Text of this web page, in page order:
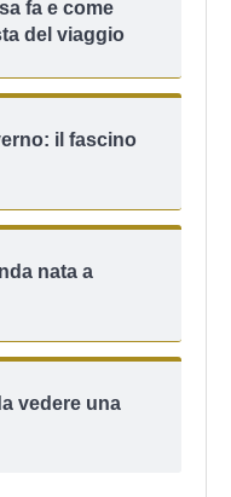
fa e come
del viaggio
il fascino
nata a
vedere una